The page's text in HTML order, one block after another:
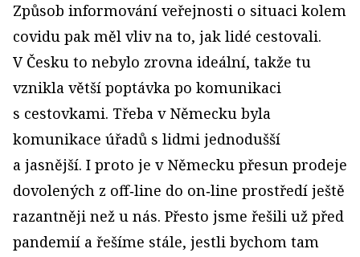
Způsob informování veřejnosti o situaci kolem
covidu pak měl vliv na to, jak lidé cestovali.
V Česku to nebylo zrovna ideální, takže tu
vznikla větší poptávka po komunikaci
s cestovkami. Třeba v Německu byla
komunikace úřadů s lidmi jednodušší
a jasnější. I proto je v Německu přesun prodeje
dovolených z off‑line do on‑line prostředí ještě
razantněji než u nás. Přesto jsme řešili už před
pandemií a řešíme stále, jestli bychom tam